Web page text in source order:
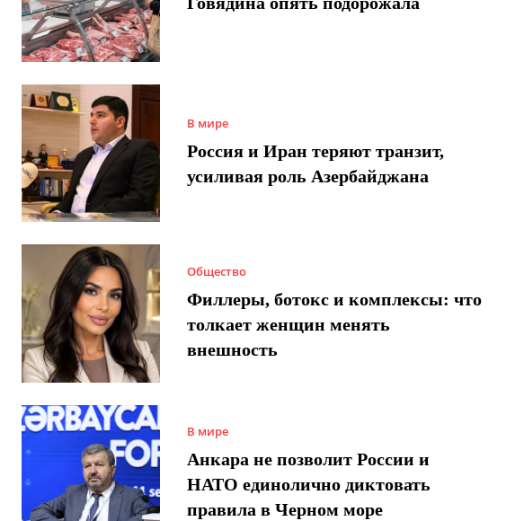
В мире
Россия и Иран теряют транзит,
усиливая роль Азербайджана
Общество
Филлеры, ботокс и комплексы: что
толкает женщин менять
внешность
В мире
Анкара не позволит России и
НАТО единолично диктовать
правила в Черном море